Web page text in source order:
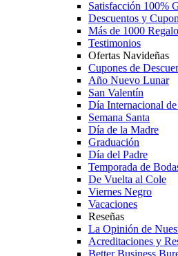
Satisfacción 100%
Descuentos y
Más de 1000
Testimonios
Ofertas Navideñas
Cupones de
Año Nuevo Lunar
San Valentín
Día Internacional
Semana Santa
Día de la Madre
Graduación
Día del Padre
Temporada de
De Vuelta al Cole
Viernes Negro
Vacaciones
Reseñas
La Opinión de
Acreditaciones y
Better Business